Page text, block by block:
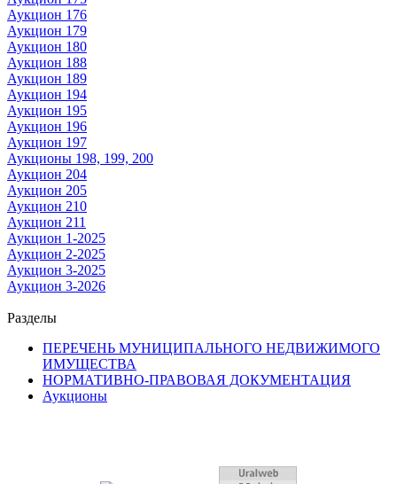
Аукцион 176
Аукцион 179
Аукцион 180
Аукцион 188
Аукцион 189
Аукцион 194
Аукцион 195
Аукцион 196
Аукцион 197
Аукционы 198, 199, 200
Аукцион 204
Аукцион 205
Аукцион 210
Аукцион 211
Аукцион 1-2025
Аукцион 2-2025
Аукцион 3-2025
Аукцион 3-2026
Разделы
ПЕРЕЧЕНЬ МУНИЦИПАЛЬНОГО НЕДВИЖИМОГО
ИМУЩЕСТВА
НОРМАТИВНО-ПРАВОВАЯ ДОКУМЕНТАЦИЯ
Аукционы